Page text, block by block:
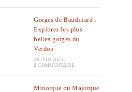
Gorges de Baudinard :
Explorez les plus
belles gorges du
Verdon
28 JUIN 2023 /
0 COMMENTAIRE
Minorque ou Majorque